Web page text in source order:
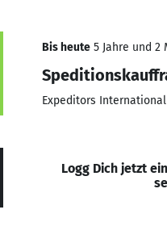
Bis heute 5 Jahre und 2
Expeditors International
Logg Dich jetzt